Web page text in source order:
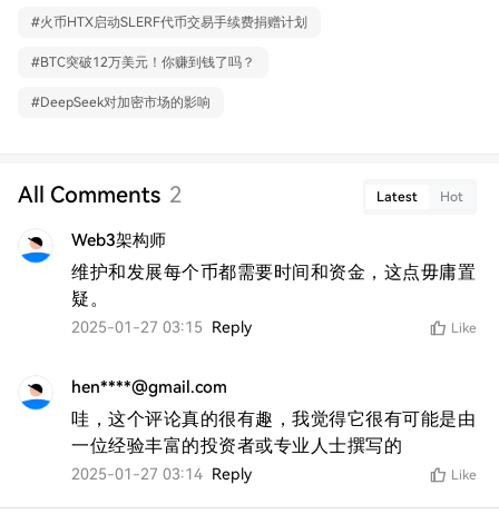
#火币HTX启动SLERF代币交易手续费捐赠计划
#BTC突破12万美元！你赚到钱了吗？
#DeepSeek对加密市场的影响
All Comments 2 Latest Hot
Web3架构师
维护和发展每个币都需要时间和资金，这点毋庸置
疑。
2025-01-27 03:15 Reply Like
hen****@gmail.com
哇，这个评论真的很有趣，我觉得它很有可能是由
一位经验丰富的投资者或专业人士撰写的
2025-01-27 03:14 Reply Like